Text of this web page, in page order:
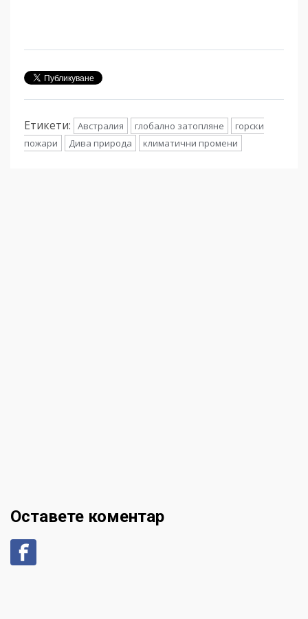
Етикети: Австралия глобално затопляне
горски
пожари
Дива природа климатични промени
Оставете коментар